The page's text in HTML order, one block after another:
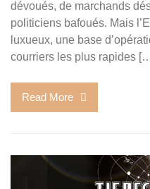
dévoués, de marchands
politiciens bafoués. Mais
luxueux, une base
courriers les plus rapides
Read More